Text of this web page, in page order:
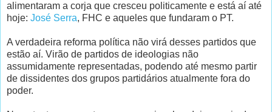
alimentaram a corja que cresceu politicamente e está aí até
hoje: José Serra, FHC e aqueles que fundaram o PT.
A verdadeira reforma política não virá desses partidos que
estão aí. Virão de partidos de ideologias não
assumidamente representadas, podendo até mesmo partir
de dissidentes dos grupos partidários atualmente fora do
poder.